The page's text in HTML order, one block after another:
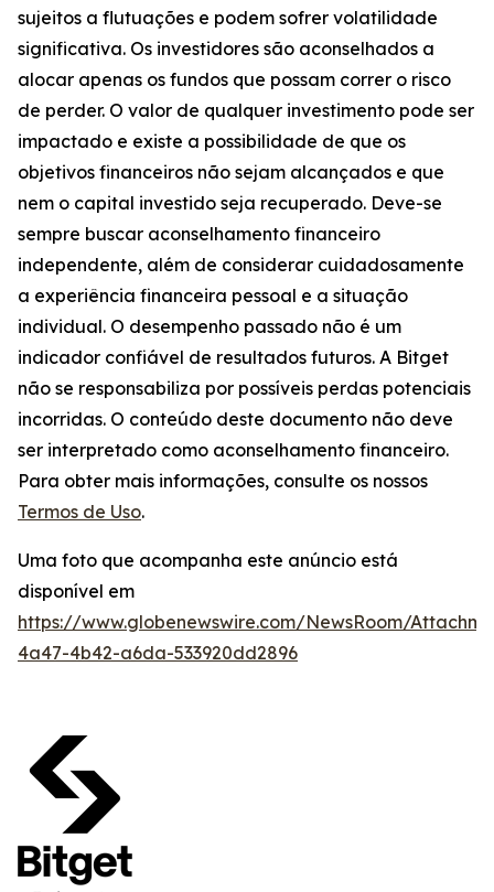
sujeitos a flutuações e podem sofrer volatilidade
significativa. Os investidores são aconselhados a
alocar apenas os fundos que possam correr o risco
de perder. O valor de qualquer investimento pode ser
impactado e existe a possibilidade de que os
objetivos financeiros não sejam alcançados e que
nem o capital investido seja recuperado. Deve-se
sempre buscar aconselhamento financeiro
independente, além de considerar cuidadosamente
a experiência financeira pessoal e a situação
individual. O desempenho passado não é um
indicador confiável de resultados futuros. A Bitget
não se responsabiliza por possíveis perdas potenciais
incorridas. O conteúdo deste documento não deve
ser interpretado como aconselhamento financeiro.
Para obter mais informações, consulte os nossos
Termos de Uso.
Uma foto que acompanha este anúncio está
disponível em
https://www.globenewswire.com/NewsRoom/
4a47-4b42-a6da-533920dd2896